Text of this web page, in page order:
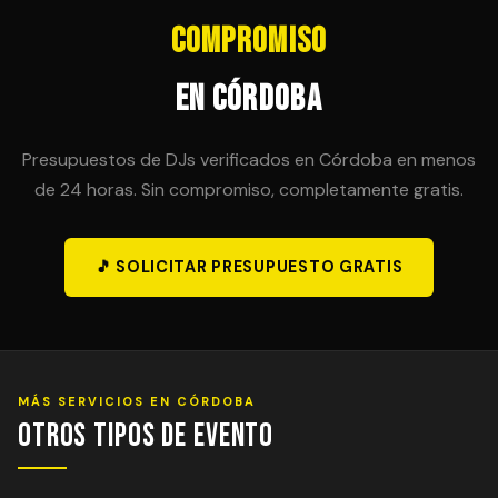
Compromiso
en Córdoba
Presupuestos de DJs verificados en Córdoba en menos
de 24 horas. Sin compromiso, completamente gratis.
🎵 SOLICITAR PRESUPUESTO GRATIS
MÁS SERVICIOS EN CÓRDOBA
Otros Tipos de Evento